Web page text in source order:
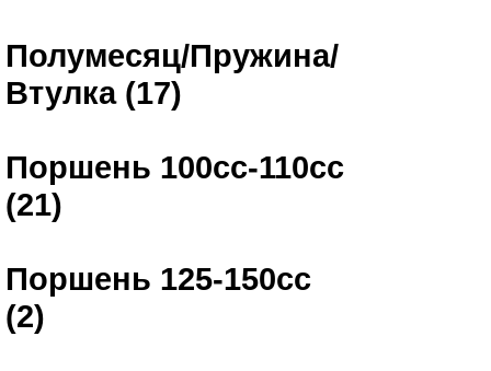
Полумесяц/Пружина/
Втулка (17)
Поршень 100сс-110сс
(21)
Поршень 125-150сс
(2)